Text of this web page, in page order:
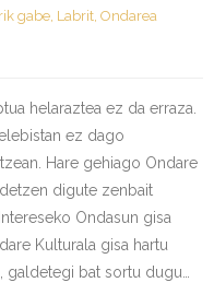
gabe Labrit Ondarea
helaraztea ez da erraza.
ez dago
Hare gehiago Ondare
digute zenbait
Ondasun gisa
Kulturala gisa hartu
bat sortu dugu…